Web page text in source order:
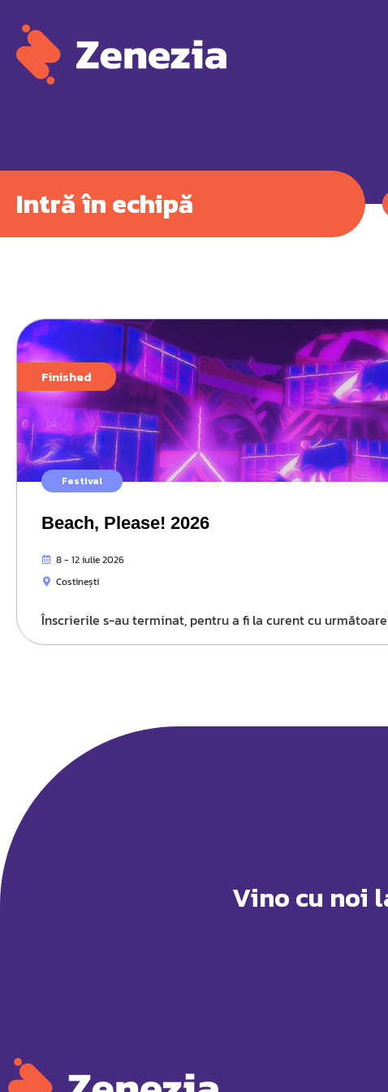
Intră în echipă
Festival
Finished
Beach, Please! 2026
8 - 12 iulie 2026
Costinești
Înscrierile s-au terminat, pentru a fi la curent cu
Vino cu noi